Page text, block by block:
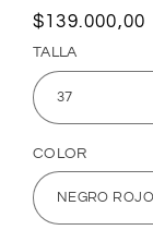
Precio
habitual
$139.000,00
TALLA
COLOR